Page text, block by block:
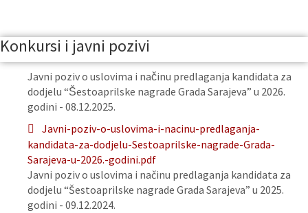
Konkursi i javni pozivi
Javni poziv o uslovima i načinu predlaganja kandidata za
dodjelu “Šestoaprilske nagrade Grada Sarajeva” u 2026.
godini - 08.12.2025.
Javni-poziv-o-uslovima-i-nacinu-predlaganja-
kandidata-za-dodjelu-Sestoaprilske-nagrade-Grada-
Sarajeva-u-2026.-godini.pdf
Javni poziv o uslovima i načinu predlaganja kandidata za
dodjelu “Šestoaprilske nagrade Grada Sarajeva” u 2025.
godini - 09.12.2024.